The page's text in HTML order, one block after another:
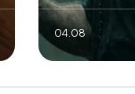
04.08